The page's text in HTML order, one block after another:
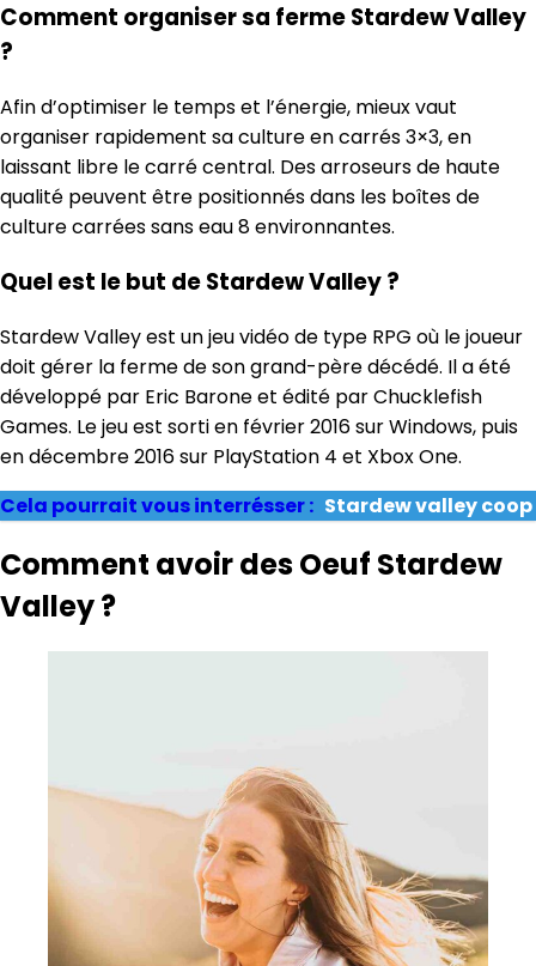
Comment organiser sa ferme Stardew Valley
?
Afin d’optimiser le temps et l’énergie, mieux vaut
organiser rapidement sa culture en carrés 3×3, en
laissant libre le carré central. Des arroseurs de haute
qualité peuvent être positionnés dans les boîtes de
culture carrées sans eau 8 environnantes.
Quel est le but de Stardew Valley ?
Stardew Valley est un jeu vidéo de type RPG où le joueur
doit gérer la ferme de son grand-père décédé. Il a été
développé par Eric Barone et édité par Chucklefish
Games. Le jeu est sorti en février 2016 sur Windows, puis
en décembre 2016 sur PlayStation 4 et Xbox One.
Cela pourrait vous interrésser : Stardew valley coop
Comment avoir des Oeuf Stardew
Valley ?